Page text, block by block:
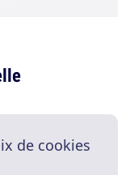
de cookies